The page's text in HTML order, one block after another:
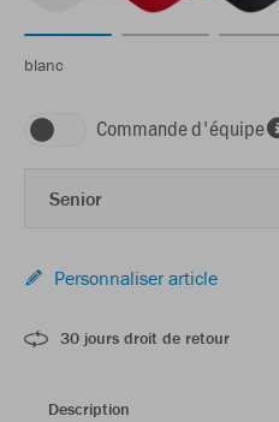
blanc
Commande d'équipe
Senior
Personnaliser article
30 jours droit de retour
Description